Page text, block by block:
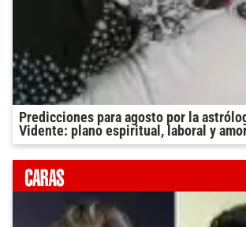
Predicciones para agosto por la
Vidente: plano espiritual, laboral y